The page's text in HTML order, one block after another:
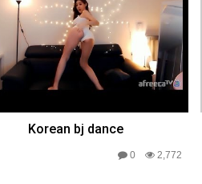
Korean bj dance
0 2,772